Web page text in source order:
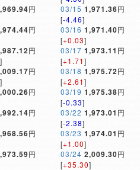
円
円
円
]
円
]
円
円
円
円
03/15 1,971.36円
[-4.46]
03/16 1,971.40円
[+0.03]
03/17 1,973.11 円
[+1.71]
03/18 1,975.72円
[+2.61]
03/19 1,975.38円
[-0.33]
03/22 1,973.01 円
[-2.38]
03/23 1,974.01 円
[+1.00]
03/24 2,009.30円
[+35.30]